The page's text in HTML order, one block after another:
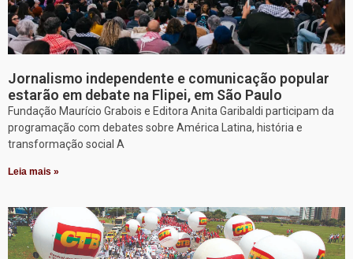
Jornalismo independente e comunicação popular
estarão em debate na Flipei, em São Paulo
Fundação Maurício Grabois e Editora Anita Garibaldi participam da
programação com debates sobre América Latina, história e
transformação social A
Leia mais »